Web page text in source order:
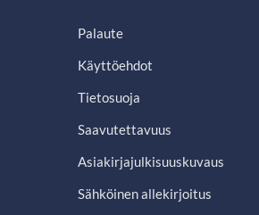
Palaute
Käyttöehdot
Tietosuoja
Saavutettavuus
Asiakirjajulkisuuskuvaus
Sähköinen allekirjoitus